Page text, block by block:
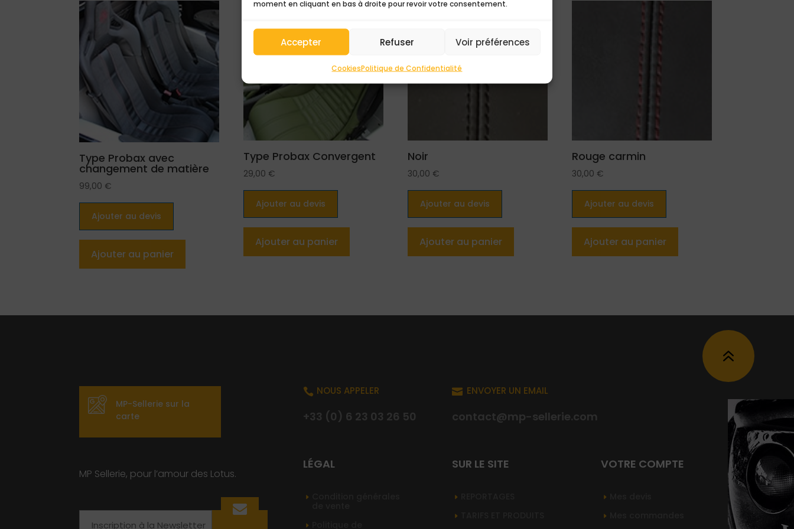
moment en cliquant en bas à droite pour revoir votre consentement.
Accepter Refuser Voir préférences
CookiesPolitique de Confidentialité
Type Probax avec
changement de matière
99,00 €
Ajouter au devis
Ajouter au panier
Type Probax Convergent
29,00 €
Ajouter au devis
Ajouter au panier
Noir
30,00 €
Ajouter au devis
Ajouter au panier
Rouge carmin
30,00 €
Ajouter au devis
Ajouter au panier
6
MP-Sellerie sur la
carte
MP Sellerie, pour l’amour des Lotus.
 NOUS APPELER
+33 (0) 6 23 03 26 50
 ENVOYER UN EMAIL
contact@mp-sellerie.com
LÉGAL SUR LE SITE VOTRE COMPTE